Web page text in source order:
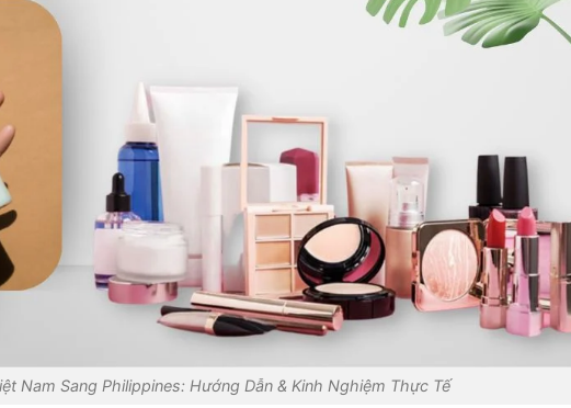
Nam Sang Philippines: Hướng Dẫn & Kinh Nghiệm Thực Tế